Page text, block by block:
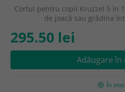
Cortul pentru copii Kruzzel 5 în
de joacă sau grădina
295.50 lei
Adăugare în
În stoc